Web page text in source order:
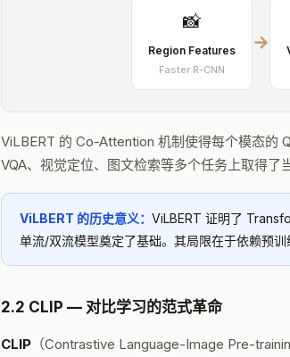
📸
Region Features
Faster R-CNN
→
ViLBERT 的 Co-Attention 机制使得每个模态的
VQA、视觉定位、图文检索等多个任务上取得了
ViLBERT 的历史意义： ViLBERT 证明了
单流/双流模型奠定了基础。其局限在于依赖预
2.2 CLIP — 对比学习的范式革命
CLIP （Contrastive Language-Image Pre-